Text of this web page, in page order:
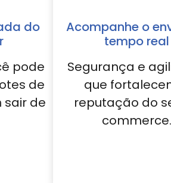
do
pode
de
sair de
Acompanhe o
tempo real
Segurança e
que
reputação do
commerce.